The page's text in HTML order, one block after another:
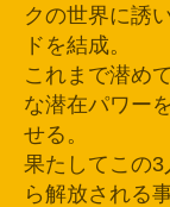
クの世界に誘
ドを結成。
これまで潜め
な潜在パワー
せる。
果たしてこの
ら解放される